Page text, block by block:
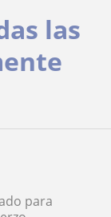
las
para